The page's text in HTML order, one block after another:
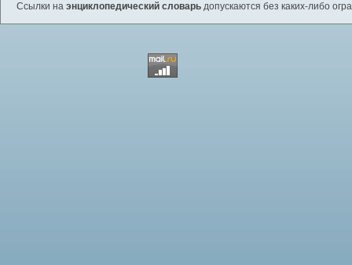
Ссылки на энциклопедический словарь допускаются без каких-либо